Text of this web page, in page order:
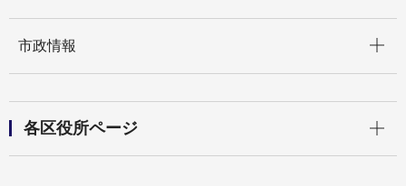
市政情報
各区役所ページ